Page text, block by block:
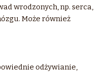
wrodzonych, np. serca,
Może również
odżywianie,